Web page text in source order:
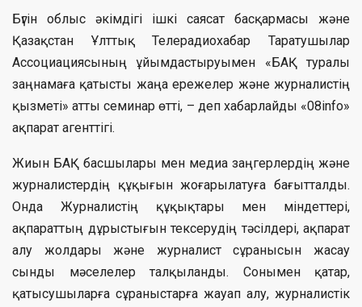
Бүгін облыс әкімдігі ішкі саясат басқармасы және
Қазақстан Ұлттық Телерадиохабар Таратушылар
Ассоциациясының ұйымдастыруымен «БАҚ туралы
заңнамаға қатысты жаңа ережелер және журналистің
қызметі» атты семинар өтті, – деп хабарлайды «08info»
ақпарат агенттігі.
Жиын БАҚ басшылары мен медиа заңгерлердің және
журналистердің құқығын жоғарылатуға бағытталды.
Онда Журналистің құқықтары мен міндеттері,
ақпараттың дұрыстығын тексерудің тәсілдері, ақпарат
алу жолдары және журналист сұранысын жасау
сынды мәселелер талқыланды. Сонымен қатар,
қатысушыларға сұраныстарға жауап алу, журналистік